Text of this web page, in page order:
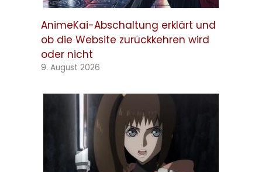
AnimeKai-Abschaltung erklärt und
ob die Website zurückkehren wird
oder nicht
9. August 2026